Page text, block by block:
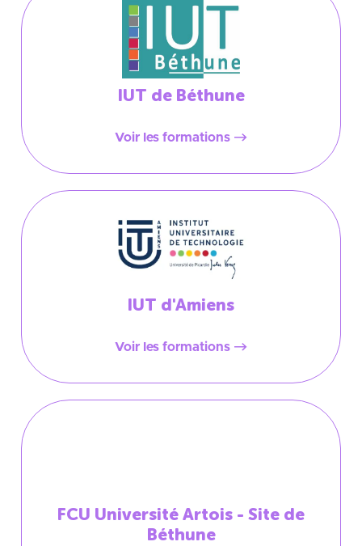
IUT de Béthune
Voir les formations
IUT d'Amiens
Voir les formations
FCU Université Artois - Site de
Béthune